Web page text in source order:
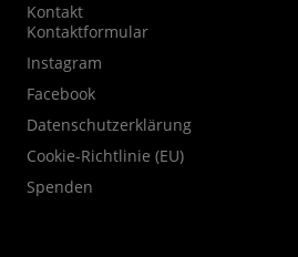
Kontakt
Kontaktformular
Instagram
Facebook
Datenschutzerklärung
Cookie-Richtlinie (EU)
Spenden